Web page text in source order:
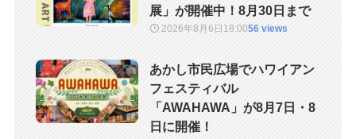
展」が開催中！8月30日まで
2026年8月6日 18:0056 views
あかし市民広場でハワイアン
フェスティバル
「AWAHAWA」が8月7日・8
日に開催！